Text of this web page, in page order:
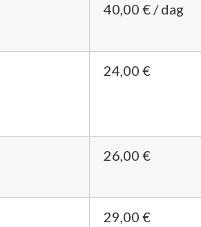
40,00 € / dag
24,00 €
26,00 €
29,00 €